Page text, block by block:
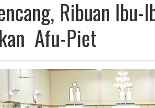
Ibu-
Ibu
Majelis
Taklim
Siap
Menangkan
Afu-
Piet
Ribuan
Afu-Piet